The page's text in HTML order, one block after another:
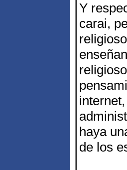
Y
carai,
haya
de los